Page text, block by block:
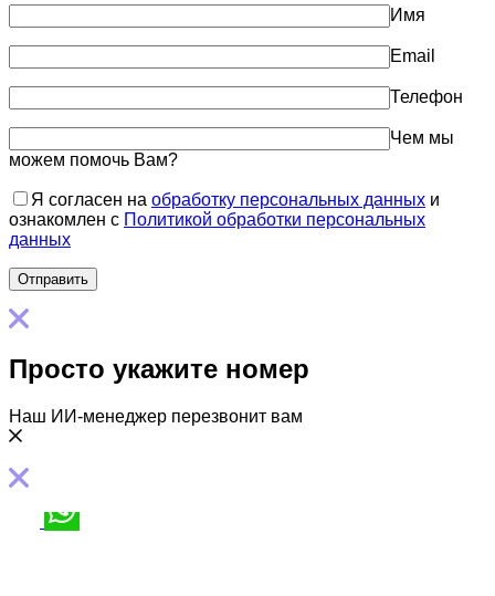
Имя
Email
Телефон
Чем мы
можем помочь Вам?
Я согласен на обработку персональных данных и
ознакомлен с Политикой обработки персональных
данных
Просто укажите номер
Наш ИИ-менеджер перезвонит вам